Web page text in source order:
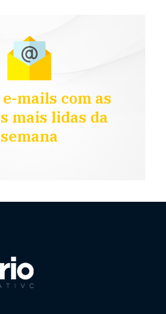
e-mails com as
mais lidas da
semana